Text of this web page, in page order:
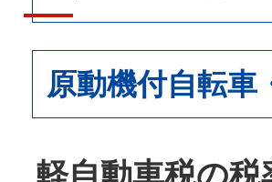
原動機付自転車
軽自動車税の税